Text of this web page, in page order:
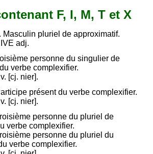
F, I, M, T et X
Masculin pluriel de approximatif.
IVE adj.
personne du singulier de
verbe complexifier.
v. [cj. nier].
présent du verbe complexifier.
v. [cj. nier].
personne du pluriel de
verbe complexifier.
personne du pluriel du
verbe complexifier.